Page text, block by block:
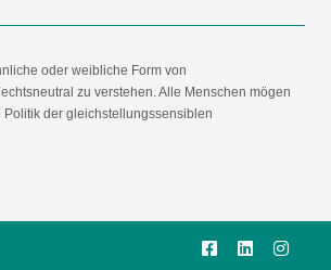
oder weibliche Form von
zu verstehen. Alle Menschen mögen
der gleichstellungssensiblen